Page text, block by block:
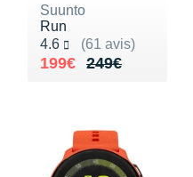
Suunto
Run
4.6
(61 avis)
Noté 4.6 sur 5
249€
Au lieu de 249€
199€
Vendu 199€